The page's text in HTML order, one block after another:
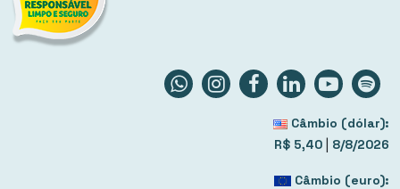
Câmbio (dólar):
R$ 5,40 | 8/8/2026
Câmbio (euro):